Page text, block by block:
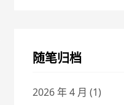
随笔归档
2026 年 4 月 (1)